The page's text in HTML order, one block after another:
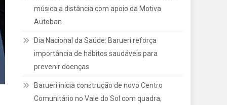
música a distância com apoio da Motiva
Autoban
Dia Nacional da Saúde: Barueri reforça
importância de hábitos saudáveis para
prevenir doenças
Barueri inicia construção de novo Centro
Comunitário no Vale do Sol com quadra,